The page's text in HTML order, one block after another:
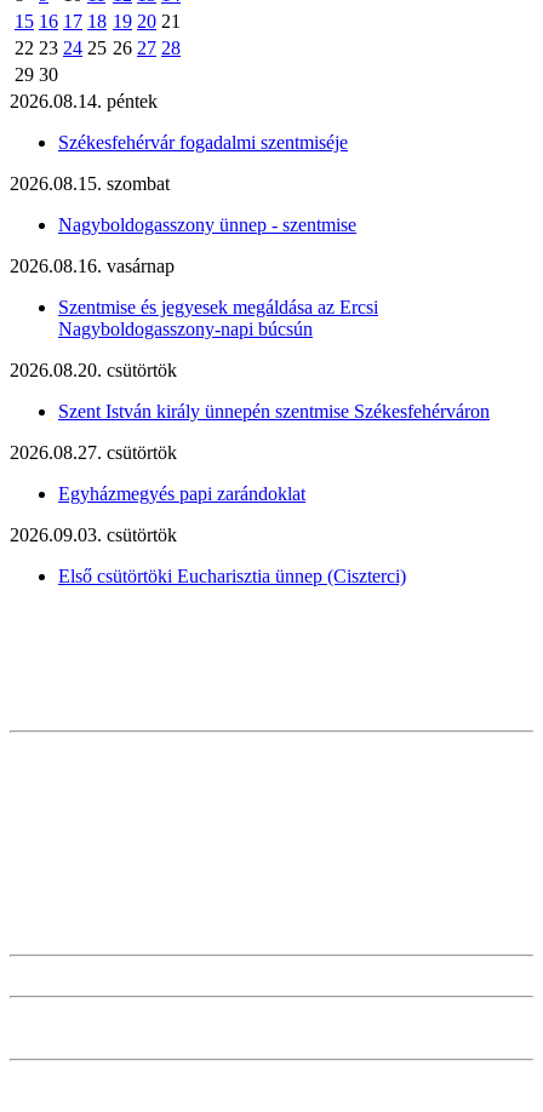
15 16 17 18 19 20 21
22 23 24 25 26 27 28
29 30
2026.08.14. péntek
Székesfehérvár fogadalmi szentmiséje
2026.08.15. szombat
Nagyboldogasszony ünnep - szentmise
2026.08.16. vasárnap
Szentmise és jegyesek megáldása az Ercsi
Nagyboldogasszony-napi búcsún
2026.08.20. csütörtök
Szent István király ünnepén szentmise Székesfehérváron
2026.08.27. csütörtök
Egyházmegyés papi zarándoklat
2026.09.03. csütörtök
Első csütörtöki Eucharisztia ünnep (Ciszterci)